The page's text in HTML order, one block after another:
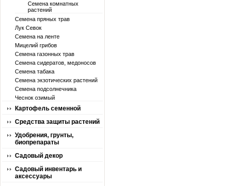
Семена комнатных
растений
Семена пряных трав
Лук Севок
Семена на ленте
Мицелий грибов
Семена газонных трав
Семена сидератов, медоносов
Семена табака
Семена экзотических растений
Семена подсолнечника
Чеснок озимый
Картофель семенной
Средства защиты растений
Удобрения, грунты,
биопрепараты
Садовый декор
Садовый инвентарь и
аксессуары